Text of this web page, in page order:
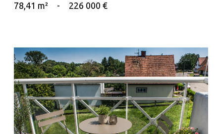
78,41 m² - 226 000 €
voir le bien